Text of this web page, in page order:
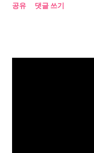
공유 댓글 쓰기